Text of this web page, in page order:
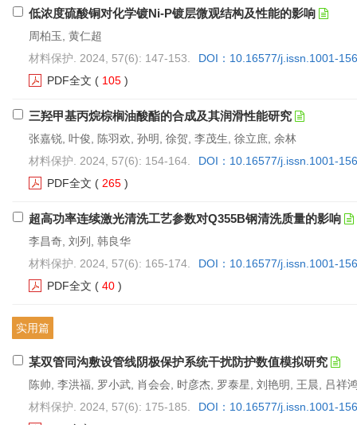
低浓度硫酸铜对化学镀Ni-P镀层微观结构及性能的影响
周柏玉, 黄仁超
材料保护. 2024, 57(6): 147-153.
DOI：10.16577/j.issn.1001-
PDF全文 ( 105 )
三羟甲基丙烷棕榈油酸酯的合成及其润滑性能研究
张嘉锐, 叶俊, 陈羽欢, 孙明, 徐贺, 李茂生, 徐立庶, 余林
材料保护. 2024, 57(6): 154-164.
DOI：10.16577/j.issn.1001-
PDF全文 ( 265 )
超高功率连续激光清洗工艺参数对Q355B钢清洗质量的影响
李昌奇, 刘列, 韩良华
材料保护. 2024, 57(6): 165-174.
DOI：10.16577/j.issn.1001-
PDF全文 ( 40 )
实用篇
某双管同沟敷设管线阴极保护系统干扰防护数值模拟研究
陈帅, 李洪福, 罗小武, 肖会会, 时彦杰, 罗泰星, 刘艳明, 王晨, 吕祥
材料保护. 2024, 57(6): 175-185.
DOI：10.16577/j.issn.1001-